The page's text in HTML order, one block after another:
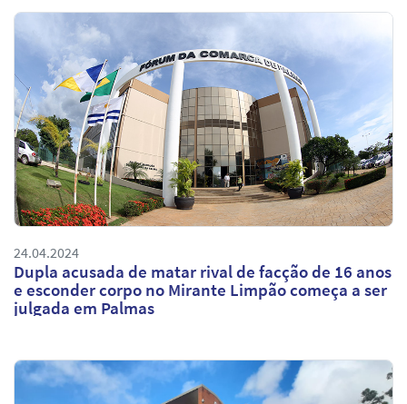
24.04.2024
Dupla acusada de matar rival de facção de 16 anos
e esconder corpo no Mirante Limpão começa a ser
julgada em Palmas